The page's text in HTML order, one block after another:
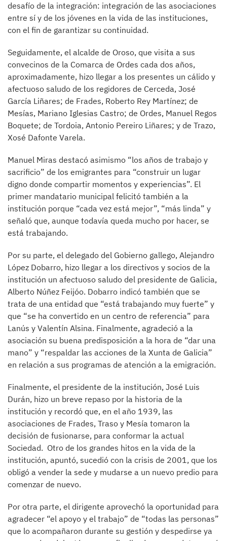
desafío de la integración: integración de las asociaciones
entre sí y de los jóvenes en la vida de las instituciones,
con el fin de garantizar su continuidad.
Seguidamente, el alcalde de Oroso, que visita a sus
convecinos de la Comarca de Ordes cada dos años,
aproximadamente, hizo llegar a los presentes un cálido y
afectuoso saludo de los regidores de Cerceda, José
García Liñares; de Frades, Roberto Rey Martínez; de
Mesías, Mariano Iglesias Castro; de Ordes, Manuel Regos
Boquete; de Tordoia, Antonio Pereiro Liñares; y de Trazo,
Xosé Dafonte Varela.
Manuel Miras destacó asimismo “los años de trabajo y
sacrificio” de los emigrantes para “construir un lugar
digno donde compartir momentos y experiencias”. El
primer mandatario municipal felicitó también a la
institución porque “cada vez está mejor”, “más linda” y
señaló que, aunque todavía queda mucho por hacer, se
está trabajando.
Por su parte, el delegado del Gobierno gallego, Alejandro
López Dobarro, hizo llegar a los directivos y socios de la
institución un afectuoso saludo del presidente de Galicia,
Alberto Núñez Feijóo. Dobarro indicó también que se
trata de una entidad que “está trabajando muy fuerte” y
que “se ha convertido en un centro de referencia” para
Lanús y Valentín Alsina. Finalmente, agradeció a la
asociación su buena predisposición a la hora de “dar una
mano” y “respaldar las acciones de la Xunta de Galicia”
en relación a sus programas de atención a la emigración.
Finalmente, el presidente de la institución, José Luis
Durán, hizo un breve repaso por la historia de la
institución y recordó que, en el año 1939, las
asociaciones de Frades, Traso y Mesía tomaron la
decisión de fusionarse, para conformar la actual
Sociedad. Otro de los grandes hitos en la vida de la
institución, apuntó, sucedió con la crisis de 2001, que los
obligó a vender la sede y mudarse a un nuevo predio para
comenzar de nuevo.
Por otra parte, el dirigente aprovechó la oportunidad para
agradecer “el apoyo y el trabajo” de “todas las personas”
que lo acompañaron durante su gestión y despedirse ya